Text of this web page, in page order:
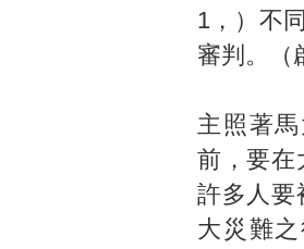
1，）不
審判。（
主照著
前，要在
許多人要
大災難